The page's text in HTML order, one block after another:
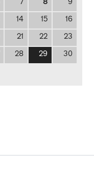
7 8 9
14 15 16
21 22 23
28 29 30